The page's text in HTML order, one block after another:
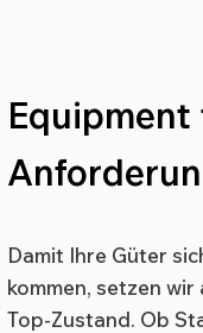
Damit Ihre Güter
kommen, setzen
Top-Zustand. Ob